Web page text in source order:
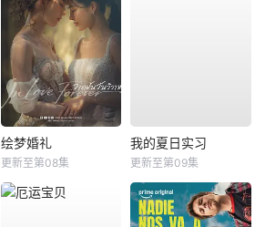
绘梦婚礼
更新至第08集
我的夏日实习
更新至第09集